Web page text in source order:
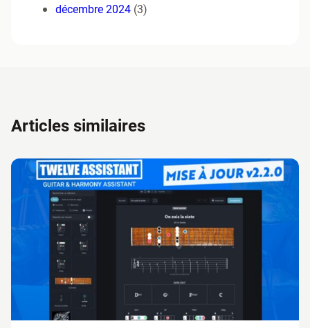
décembre 2024 (3)
Articles similaires